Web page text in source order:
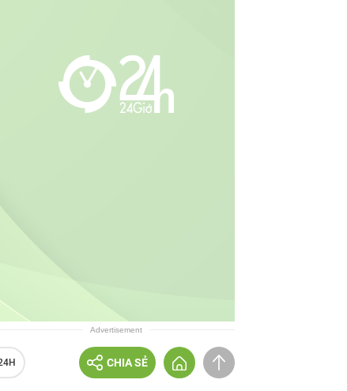
Advertisement
CHIA SẺ